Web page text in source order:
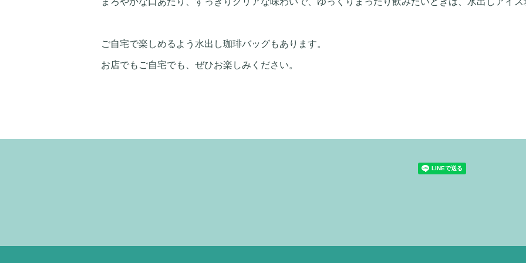
ご自宅で楽しめるよう水出し珈琲バッグもあります。
お店でもご自宅でも、ぜひお楽しみください。